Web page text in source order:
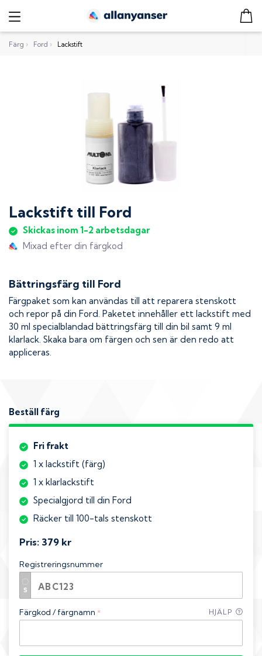
Färg › Ford › Lackstift
Lackstift till Ford
Skickas inom 1-2 arbetsdagar
Mixad efter din färgkod
Bättringsfärg till Ford
Färgpaket som kan användas till att reparera stenskott
och repor på din Ford. Paketet innehåller ett lackstift med
30 ml specialblandad bättringsfärg till din bil samt 9 ml
klarlack. Skaka bara om färgen och sen är den redo att
appliceras.
Beställ färg
Fri frakt
1 x lackstift (färg)
1 x klarlackstift
Specialgjord till din Ford
Räcker till 100-tals stenskott
Pris: 379 kr
Registreringsnummer
Färgkod / färgnamn * HJÄLP